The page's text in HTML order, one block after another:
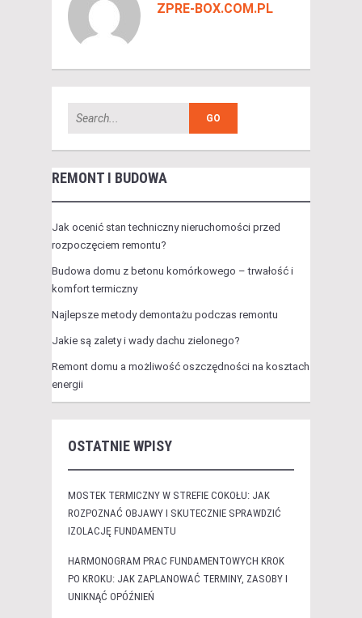
ZPRE-BOX.COM.PL
REMONT I BUDOWA
Jak ocenić stan techniczny nieruchomości przed
rozpoczęciem remontu?
Budowa domu z betonu komórkowego – trwałość i
komfort termiczny
Najlepsze metody demontażu podczas remontu
Jakie są zalety i wady dachu zielonego?
Remont domu a możliwość oszczędności na kosztach
energii
OSTATNIE WPISY
MOSTEK TERMICZNY W STREFIE COKOŁU: JAK
ROZPOZNAĆ OBJAWY I SKUTECZNIE SPRAWDZIĆ
IZOLACJĘ FUNDAMENTU
HARMONOGRAM PRAC FUNDAMENTOWYCH KROK
PO KROKU: JAK ZAPLANOWAĆ TERMINY, ZASOBY I
UNIKNĄĆ OPÓŹNIEŃ